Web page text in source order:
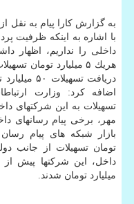
به گزارش كارا پیام به نقل
هریك ۵ میلیارد تومان
اضافه كرد: وزارت
تسهیلات به این شركتهای
مهر، برخی پیام رسانهای
تومان تسهیلات از جانب
میلیارد تومان شدند.